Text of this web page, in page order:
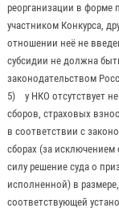
реорганизации в форме
участником Конкурса,
отношении неё не
субсидии не должна
законодательством
5) у НКО отсутствует
сборов, страховых
в соответствии с
сборах (за
силу решение суда о
исполненной) в
соответствующей